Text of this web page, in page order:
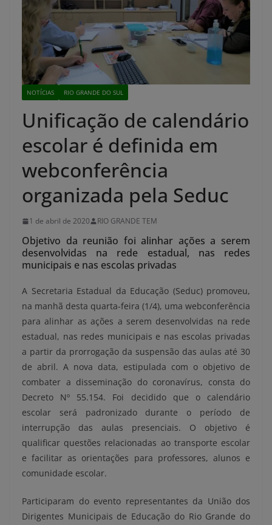
NOTÍCIAS RIO GRANDE DO SUL
Unificação de calendário
escolar é definida em
webconferência
organizada pela Seduc
1 de abril de 2020 RIO GRANDE TEM
Objetivo da reunião foi alinhar ações a serem
desenvolvidas na rede estadual, nas redes
municipais e nas escolas privadas
A Secretaria Estadual da Educação (Seduc) promoveu,
na manhã desta quarta-feira (1/4), uma webconferência
para alinhar as ações a serem desenvolvidas na rede
estadual, nas redes municipais e nas escolas privadas
a partir da prorrogação da suspensão das aulas até 30
de abril. A nova data, estipulada com o objetivo de
combater a disseminação do coronavírus, consta do
Decreto Nº 55.154. Foi decidido que o calendário
escolar será padronizado durante o período de
interrupção das aulas presenciais. O objetivo é
qualificar questões relacionadas ao transporte escolar
e facilitar as orientações para professores, alunos e
comunidade escolar.
Participaram do evento representantes da União dos
Dirigentes Municipais de Educação do Rio Grande do